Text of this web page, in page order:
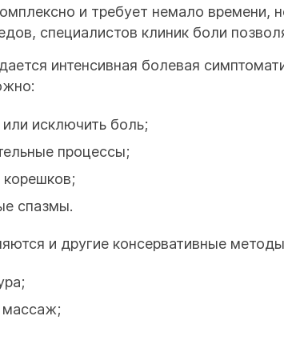
и требует немало
специалистов клиник боли
интенсивная болевая
исключить боль;
процессы;
корешков;
спазмы.
и другие консервативные
массаж;